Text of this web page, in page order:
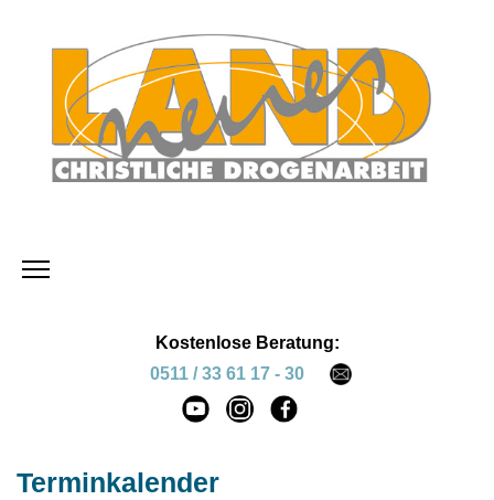
Kostenlose Beratung:
0511 / 33 61 17 - 30
Terminkalender